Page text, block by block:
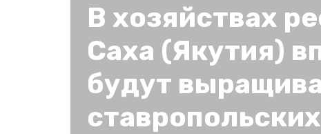
В хозяйствах
Саха (Якутия)
будут